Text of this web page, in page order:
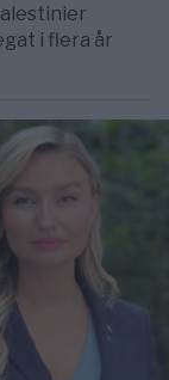
i flera år